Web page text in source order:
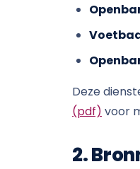
Deze
(pdf) voor
2.